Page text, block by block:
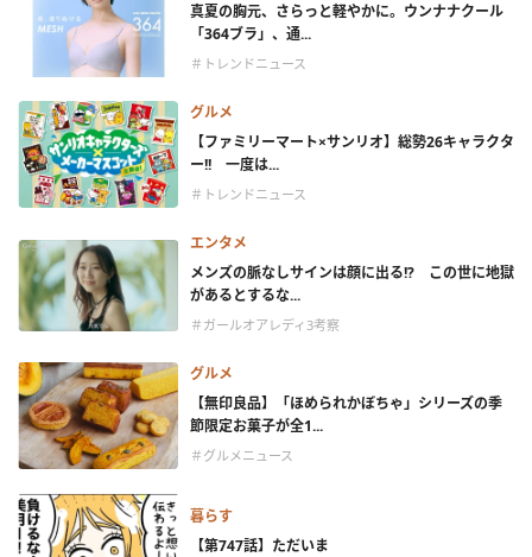
真夏の胸元、さらっと軽やかに。ウンナナクール
「364ブラ」、通...
＃トレンドニュース
グルメ
【ファミリーマート×サンリオ】総勢26キャラクタ
ー!! 一度は...
＃トレンドニュース
エンタメ
メンズの脈なしサインは顔に出る!? この世に地獄
があるとするな...
＃ガールオアレディ3考察
グルメ
【無印良品】「ほめられかぼちゃ」シリーズの季
節限定お菓子が全1...
＃グルメニュース
暮らす
【第747話】ただいま